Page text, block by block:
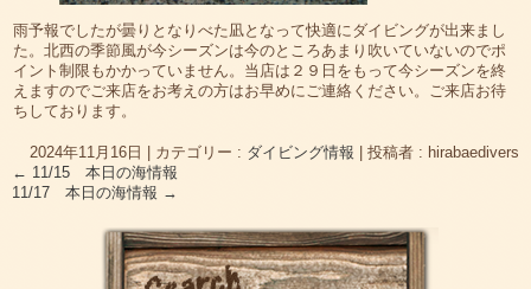
雨予報でしたが曇りとなりべた凪となって快適にダイビングが出来まし
た。北西の季節風が今シーズンは今のところあまり吹いていないのでポ
イント制限もかかっていません。当店は２９日をもって今シーズンを終
えますのでご来店をお考えの方はお早めにご連絡ください。ご来店お待
ちしております。
2024年11月16日 カテゴリー : ダイビング情報
投稿者 : hirabaedivers
← 11/15 本日の海情報
11/17 本日の海情報 →